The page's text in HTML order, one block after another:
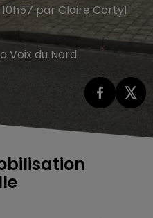
par Claire Cortyl
Voix du Nord